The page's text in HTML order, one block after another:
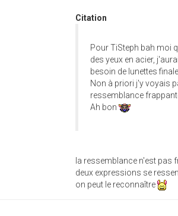
Citation
Pour TiSteph bah moi
des yeux en acier,
besoin de lunettes
Non à priori j'y voyais
ressemblance
Ah bon
la ressemblance n'est pas
deux expressions se
on peut le reconnaître